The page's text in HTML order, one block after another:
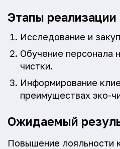
Этапы реализации
Исследование и
Обучение персонала
чистки.
Информирование
преимуществах эко-
Ожидаемый
Повышение лояльности